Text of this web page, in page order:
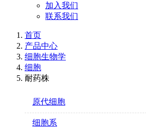
加入我们
联系我们
首页
产品中心
细胞生物学
细胞
耐药株
原代细胞
细胞系